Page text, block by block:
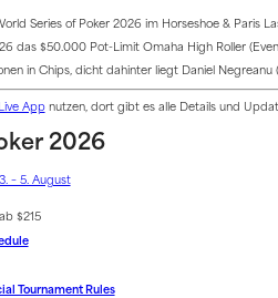
Series of Poker 2026 im Horseshoe & Paris
das $50.000 Pot-Limit Omaha High Roller
in Chips, dicht dahinter liegt Daniel
Appnutzen, dort gibt es alle Details und
2026
– 5. August
$215
Tournament Rules